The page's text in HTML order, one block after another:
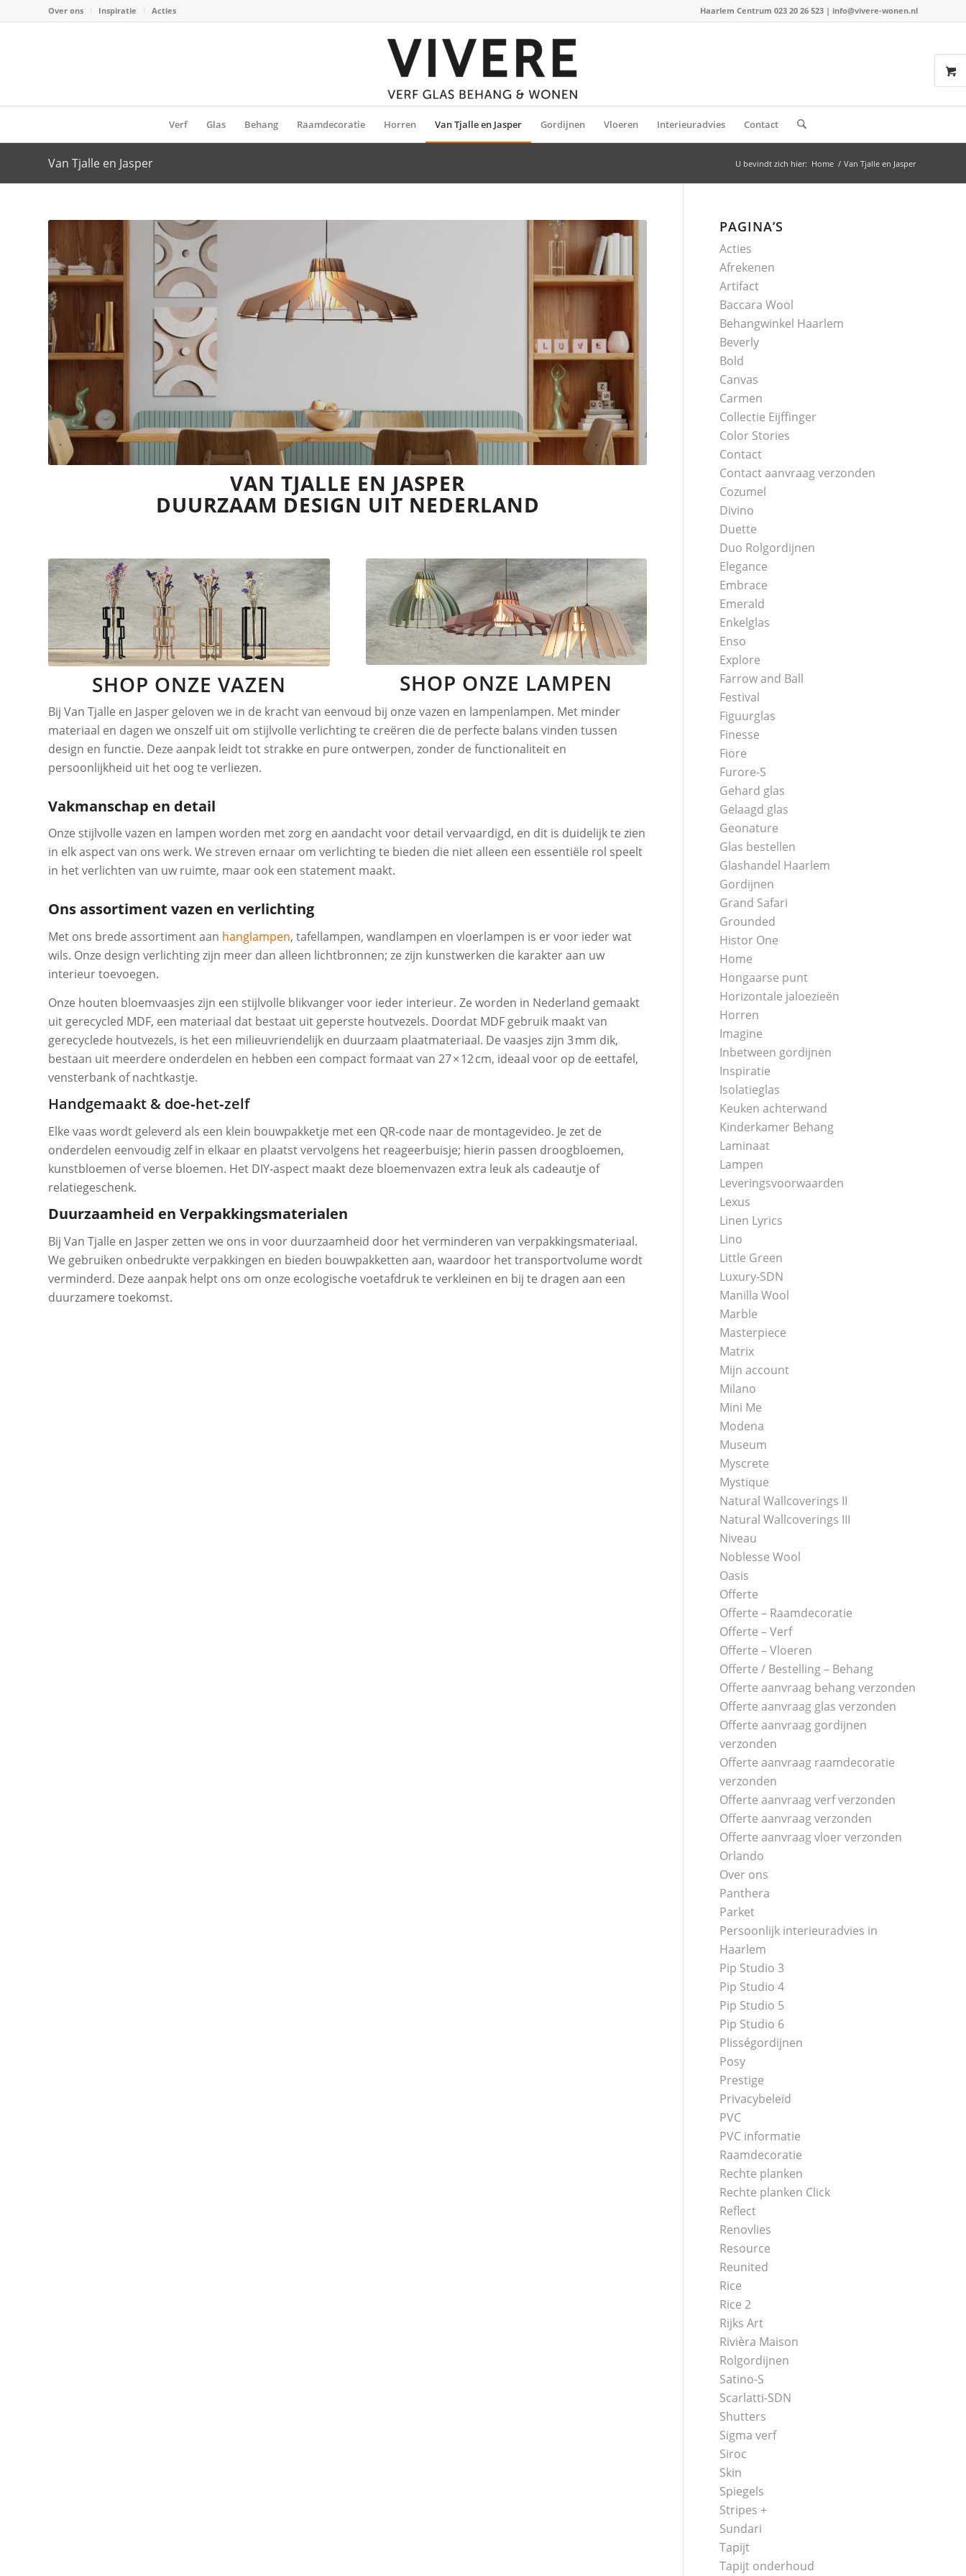
Over ons Inspiratie Acties Haarlem Centrum 023 20 26 523 | info@vivere-wonen.nl
Verf Glas Behang Raamdecoratie Horren Van Tjalle en Jasper Gordijnen Vloeren Interieuradvies Contact
Van Tjalle en Jasper U bevindt zich hier: Home / Van Tjalle en Jasper
VAN TJALLE EN JASPER
DUURZAAM DESIGN UIT NEDERLAND
SHOP ONZE VAZEN SHOP ONZE LAMPEN
Bij Van Tjalle en Jasper geloven we in de kracht van eenvoud bij onze vazen en lampenlampen. Met minder
materiaal en dagen we onszelf uit om stijlvolle verlichting te creëren die de perfecte balans vinden tussen
design en functie. Deze aanpak leidt tot strakke en pure ontwerpen, zonder de functionaliteit en
persoonlijkheid uit het oog te verliezen.
Vakmanschap en detail
Onze stijlvolle vazen en lampen worden met zorg en aandacht voor detail vervaardigd, en dit is duidelijk te zien
in elk aspect van ons werk. We streven ernaar om verlichting te bieden die niet alleen een essentiële rol speelt
in het verlichten van uw ruimte, maar ook een statement maakt.
Ons assortiment vazen en verlichting
Met ons brede assortiment aan hanglampen, tafellampen, wandlampen en vloerlampen is er voor ieder wat
wils. Onze design verlichting zijn meer dan alleen lichtbronnen; ze zijn kunstwerken die karakter aan uw
interieur toevoegen.
Onze houten bloemvaasjes zijn een stijlvolle blikvanger voor ieder interieur. Ze worden in Nederland gemaakt
uit gerecycled MDF, een materiaal dat bestaat uit geperste houtvezels. Doordat MDF gebruik maakt van
gerecyclede houtvezels, is het een milieuvriendelijk en duurzaam plaatmateriaal. De vaasjes zijn 3 mm dik,
bestaan uit meerdere onderdelen en hebben een compact formaat van 27 × 12 cm, ideaal voor op de eettafel,
vensterbank of nachtkastje.
Handgemaakt & doe‑het‑zelf
Elke vaas wordt geleverd als een klein bouwpakketje met een QR‑code naar de montagevideo. Je zet de
onderdelen eenvoudig zelf in elkaar en plaatst vervolgens het reageerbuisje; hierin passen droogbloemen,
kunstbloemen of verse bloemen. Het DIY‑aspect maakt deze bloemenvazen extra leuk als cadeautje of
relatiegeschenk.
Duurzaamheid en Verpakkingsmaterialen
Bij Van Tjalle en Jasper zetten we ons in voor duurzaamheid door het verminderen van verpakkingsmateriaal.
We gebruiken onbedrukte verpakkingen en bieden bouwpakketten aan, waardoor het transportvolume wordt
verminderd. Deze aanpak helpt ons om onze ecologische voetafdruk te verkleinen en bij te dragen aan een
duurzamere toekomst.
PAGINA’S
Acties
Afrekenen
Artifact
Baccara Wool
Behangwinkel Haarlem
Beverly
Bold
Canvas
Carmen
Collectie Eijffinger
Color Stories
Contact
Contact aanvraag verzonden
Cozumel
Divino
Duette
Duo Rolgordijnen
Elegance
Embrace
Emerald
Enkelglas
Enso
Explore
Farrow and Ball
Festival
Figuurglas
Finesse
Fiore
Furore-S
Gehard glas
Gelaagd glas
Geonature
Glas bestellen
Glashandel Haarlem
Gordijnen
Grand Safari
Grounded
Histor One
Home
Hongaarse punt
Horizontale jaloezieën
Horren
Imagine
Inbetween gordijnen
Inspiratie
Isolatieglas
Keuken achterwand
Kinderkamer Behang
Laminaat
Lampen
Leveringsvoorwaarden
Lexus
Linen Lyrics
Lino
Little Green
Luxury-SDN
Manilla Wool
Marble
Masterpiece
Matrix
Mijn account
Milano
Mini Me
Modena
Museum
Myscrete
Mystique
Natural Wallcoverings II
Natural Wallcoverings III
Niveau
Noblesse Wool
Oasis
Offerte
Offerte – Raamdecoratie
Offerte – Verf
Offerte – Vloeren
Offerte / Bestelling – Behang
Offerte aanvraag behang verzonden
Offerte aanvraag glas verzonden
Offerte aanvraag gordijnen
verzonden
Offerte aanvraag raamdecoratie
verzonden
Offerte aanvraag verf verzonden
Offerte aanvraag verzonden
Offerte aanvraag vloer verzonden
Orlando
Over ons
Panthera
Parket
Persoonlijk interieuradvies in
Haarlem
Pip Studio 3
Pip Studio 4
Pip Studio 5
Pip Studio 6
Plisségordijnen
Posy
Prestige
Privacybeleid
PVC
PVC informatie
Raamdecoratie
Rechte planken
Rechte planken Click
Reflect
Renovlies
Resource
Reunited
Rice
Rice 2
Rijks Art
Rivièra Maison
Rolgordijnen
Satino-S
Scarlatti-SDN
Shutters
Sigma verf
Siroc
Skin
Spiegels
Stripes +
Sundari
Tapijt
Tapijt onderhoud